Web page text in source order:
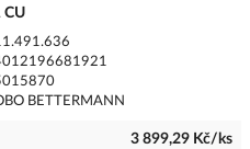
CU
BETTERMANN
3 899,29 Kč/ks